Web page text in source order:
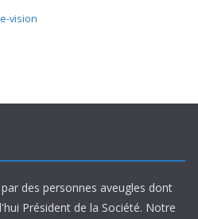
vision
des personnes aveugles dont
Président de la Société. Notre